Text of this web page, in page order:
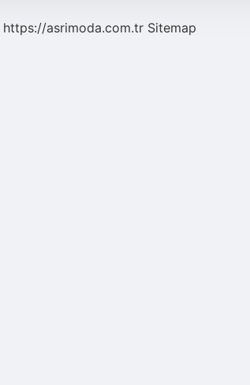
https://asrimoda.com.tr Sitemap